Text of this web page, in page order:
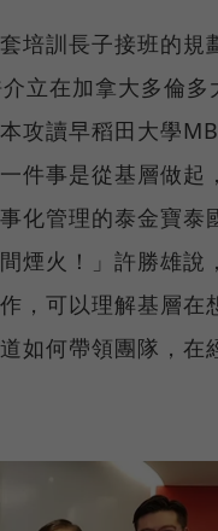
培訓長子接班的規
立在加拿大多倫多
攻讀早稻田大學
件事是從基層做起
化管理的泰金寶泰
間煙火！」許勝雄說
，可以理解基層在
如何帶領團隊，在